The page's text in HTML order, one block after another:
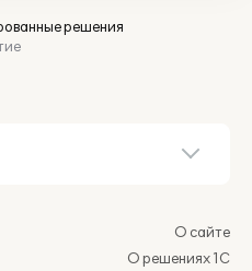
решения
О сайте
О решениях 1С